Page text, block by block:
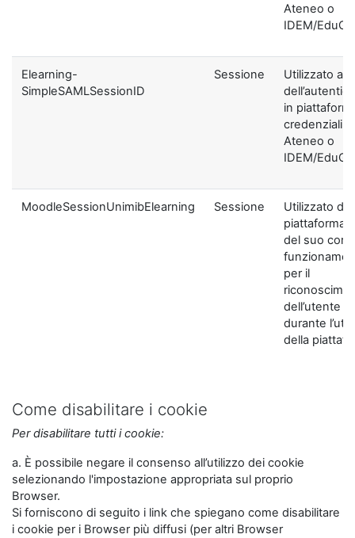
Ateneo o
IDEM/
Elearning-
SimpleSAMLSessionID
Sessione
Utilizzato ai
in
credenziali di
Ateneo o
IDEM/
MoodleSessionUnimibElearning Sessione
Utilizzato
piattaforma
del suo
per il
dell’utente
durante
della
Come disabilitare i cookie
Per disabilitare tutti i cookie:
a. È possibile negare il consenso all’utilizzo dei cookie
selezionando l'impostazione appropriata sul proprio
Browser.
Si forniscono di seguito i link che spiegano come disabilitare
i cookie per i Browser più diffusi (per altri Browser